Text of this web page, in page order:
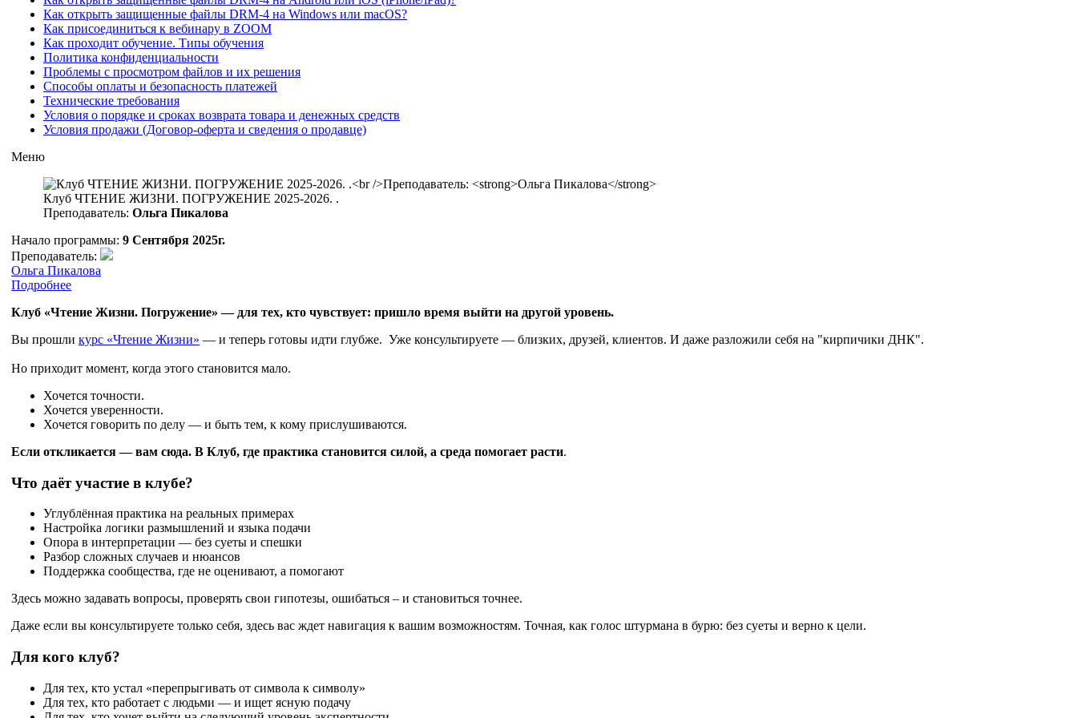
Как открыть защищенные файлы DRM-4 на Windows или macOS?
Как присоединиться к вебинару в ZOOM
Как проходит обучение. Типы обучения
Политика конфиденциальности
Проблемы с просмотром файлов и их решения
Способы оплаты и безопасность платежей
Технические требования
Условия о порядке и сроках возврата товара и денежных средств
Условия продажи (Договор-оферта и сведения о продавце)
Меню
Клуб ЧТЕНИЕ ЖИЗНИ. ПОГРУЖЕНИЕ 2025-2026. .
Преподаватель: Ольга Пикалова
Начало программы: 9 Сентября 2025г.
Преподаватель:
Ольга Пикалова
Подробнее
Клуб «Чтение Жизни. Погружение» — для тех, кто чувствует: пришло время выйти на другой уровень.
Вы прошли курс «Чтение Жизни» — и теперь готовы идти глубже. Уже консультируете — близких, друзей, клиентов. И даже разложили себя на "кирпичики ДНК".
Но приходит момент, когда этого становится мало.
Хочется точности.
Хочется уверенности.
Хочется говорить по делу — и быть тем, к кому прислушиваются.
Если откликается — вам сюда. В Клуб, где практика становится силой, а среда помогает расти.
Что даёт участие в клубе?
Углублённая практика на реальных примерах
Настройка логики размышлений и языка подачи
Опора в интерпретации — без суеты и спешки
Разбор сложных случаев и нюансов
Поддержка сообщества, где не оценивают, а помогают
Здесь можно задавать вопросы, проверять свои гипотезы, ошибаться – и становиться точнее.
Даже если вы консультируете только себя, здесь вас ждет навигация к вашим возможностям. Точная, как голос штурмана в бурю: без суеты и верно к цели.
Для кого клуб?
Для тех, кто устал «перепрыгивать от символа к символу»
Для тех, кто работает с людьми — и ищет ясную подачу